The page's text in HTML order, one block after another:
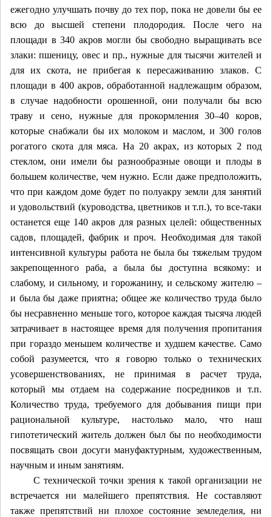
ежегодно улучшать почву до тех пор, пока не довели бы ее
всю до высшей степени плодородия. После чего на
площади в 340 акров могли бы свободно выращивать все
злаки: пшеницу, овес и пр., нужные для тысячи жителей и
для их скота, не прибегая к пересаживанию злаков. С
площади в 400 акров, обработанной надлежащим образом,
в случае надобности орошенной, они получали бы всю
траву и сено, нужные для прокормления 30–40 коров,
которые снабжали бы их молоком и маслом, и 300 голов
рогатого скота для мяса. На 20 акрах, из которых 2 под
стеклом, они имели бы разнообразные овощи и плоды в
большем количестве, чем нужно. Если даже предположить,
что при каждом доме будет по полуакру земли для занятий
и удовольствий (куроводства, цветников и т.п.), то все-таки
останется еще 140 акров для разных целей: общественных
садов, площадей, фабрик и проч. Необходимая для такой
интенсивной культуры работа не была бы тяжелым трудом
закрепощенного раба, а была бы доступна всякому: и
слабому, и сильному, и горожанину, и сельскому жителю –
и была бы даже приятна; общее же количество труда было
бы несравненно меньше того, которое каждая тысяча людей
затрачивает в настоящее время для получения пропитания
при гораздо меньшем количестве и худшем качестве. Само
собой разумеется, что я говорю только о технических
усовершенствованиях, не принимая в расчет труда,
который мы отдаем на содержание посредников и т.п.
Количество труда, требуемого для добывания пищи при
рациональной культуре, настолько мало, что наш
гипотетический житель должен был бы по необходимости
посвящать свои досуги мануфактурным, художественным,
научным и иным занятиям.
С технической точки зрения к такой организации не
встречается ни малейшего препятствия. Не составляют
также препятствий ни плохое состояние земледелия, ни